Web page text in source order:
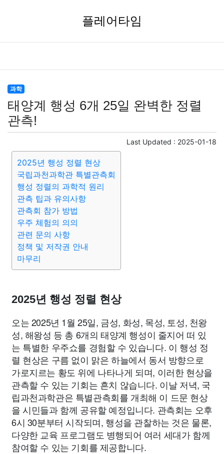
플레어타임
과학
태양계 행성 6개 25일 완벽한 정렬
관측!
Last Updated : 2025-01-18
2025년 행성 정렬 현상
국립과천과학관 특별관측회
행성 정렬의 과학적 원리
관측 팁과 유의사항
관측회 참가 방법
우주 체험의 의의
관련 문의 사항
정책 및 저작권 안내
마무리
2025년 행성 정렬 현상
오는 2025년 1월 25일, 금성, 화성, 목성, 토성, 천왕
성, 해왕성 등 총 6개의 태양계 행성이 줄지어 떠 있
는 특별한 우주쇼를 경험할 수 있습니다. 이 행성 정
렬 현상은 구름 없이 맑은 하늘에서 동서 방향으로
가로지르는 황도 위에 나타나게 되며, 이러한 현상을
관측할 수 있는 기회는 흔치 않습니다. 이날 저녁, 국
립과천과학관은 특별관측회를 개최해 이 드문 현상
을 시민들과 함께 공유할 예정입니다. 관측회는 오후
6시 30분부터 시작되며, 행성을 관찰하는 것은 물론,
다양한 교육 프로그램도 병행되어 여러 세대가 함께
참여할 수 있는 기회를 제공합니다.